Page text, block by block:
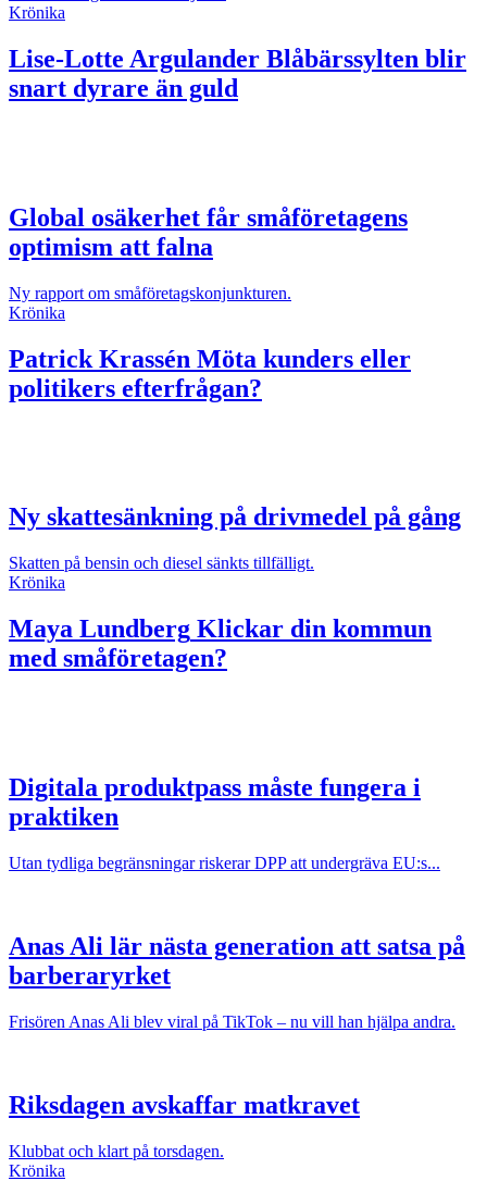
Krönika
Lise-Lotte Argulander Blåbärssylten blir
snart dyrare än guld
Global osäkerhet får småföretagens
optimism att falna
Ny rapport om småföretagskonjunkturen.
Krönika
Patrick Krassén Möta kunders eller
politikers efterfrågan?
Ny skattesänkning på drivmedel på gång
Skatten på bensin och diesel sänkts tillfälligt.
Krönika
Maya Lundberg Klickar din kommun
med småföretagen?
Digitala produktpass måste fungera i
praktiken
Utan tydliga begränsningar riskerar DPP att undergräva EU:s...
Anas Ali lär nästa generation att satsa på
barberaryrket
Frisören Anas Ali blev viral på TikTok – nu vill han hjälpa andra.
Riksdagen avskaffar matkravet
Klubbat och klart på torsdagen.
Krönika